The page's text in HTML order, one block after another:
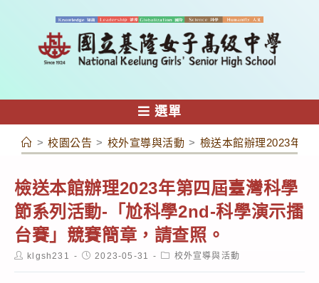
容
選單
> 校園公告 > 校外宣導與活動 > 檢送本館辦理2023年第
檢送本館辦理2023年第四屆臺灣科學
節系列活動-「尬科學2nd-科學演示擂
台賽」競賽簡章，請查照。
Postklgsh231
Post2023-05-31
Post校外宣導與活動